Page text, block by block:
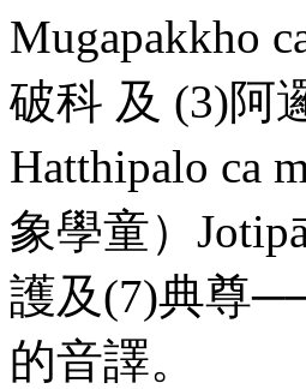
Mugapakkho
破科 及 (3)
Hatthipalo ca
象學童）
護及(7)典尊
的音譯。